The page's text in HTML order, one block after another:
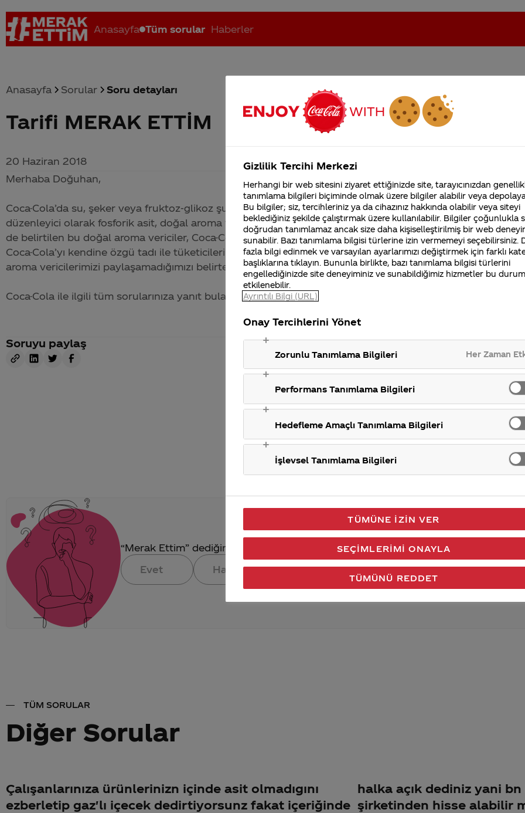
Anasayfa Tüm sorular Haberler
Coca-Cola nerenin malı? Coca cola İsrail malı mı Yani ... Coca-Cola'nın Filistin'de fabr... Coca-Cola’yı kim buldu?
Anasayfa Sorular Soru detayları
Tarifi MERAK ETTİM
20 Haziran 2018
Merhaba Doğuhan,
Coca-Cola’da su, şeker veya fruktoz-glikoz şurubu, karbondioksit, renklendirici olarak karamel, asitliği
düzenleyici olarak fosforik asit, doğal aroma vericiler ve kafein bulunmaktadır. Coca-Cola’nın ambalajı
de belirtilen bu doğal aroma vericiler, Coca-Cola 'yıCoca-Colayapan ona lezzetini veren ticari sırrımızdır.
Coca-Cola’yı kendine özgü tadı ile tüketicilerimizle uzunca yıllar paylaşabilmek adına ticari sırrımız olan
aroma vericilerimizi paylaşamadığımızı belirterek, bizi anlayışla karşılayacağınızı düşünüyoruz.
Coca-Cola ile ilgili tüm sorularınıza yanıt bulabileceğiniz Merak Ettim sitemizi ziyaret ettiğiniz için teşekkür
Soruyu paylaş
“Merak Ettim” dediğin konuya verdiğimiz cevap aklındaki soru işaretlerini giderdi
Evet
Hayır Gönder
TÜM SORULAR
Diğer Sorular
Çalışanlarınıza ürünlerinizn içinde asit olmadıgını
ezberletip gaz'lı içecek dedirtiyorsunz fakat içeriğinde
halka açık dediniz yani
şirketinden hisse alabilir
Coca-Cola Şirketi
merak ettikleriniz.
Fabrikalarımız,
sertifikalarımız, faaliyet
gösterdiğimiz ülkeler,
tarihçemiz ve daha
Gizlilik Tercihi Merkezi
Herhangi bir web sitesini ziyaret ettiğinizde site, tarayıcınızdan
tanımlama bilgileri biçiminde olmak üzere bilgiler alabilir veya
Bu bilgiler; siz, tercihleriniz ya da cihazınız hakkında olabilir veya siteyi
beklediğiniz şekilde çalıştırmak üzere kullanılabilir. Bilgiler çoğunlukla
doğrudan tanımlamaz ancak size daha kişiselleştirilmiş bir web
sunabilir. Bazı tanımlama bilgisi türlerine izin vermemeyi seçebilirsiniz.
fazla bilgi edinmek ve varsayılan ayarlarımızı değiştirmek için farklı
başlıklarına tıklayın. Bununla birlikte, bazı tanımlama bilgisi türlerini
engellediğinizde site deneyiminiz ve sunabildiğimiz hizmetler bu
etkilenebilir.
Ayrıntılı Bilgi (URL)
Onay Tercihlerini Yönet
Zorunlu Tanımlama Bilgileri Her Zaman
Performans Tanımlama Bilgileri
Hedefleme Amaçlı Tanımlama Bilgileri
İşlevsel Tanımlama Bilgileri
TÜMÜNE İZIN VER
TÜMÜNÜ REDDET
SEÇIMLERIMI ONAYLA